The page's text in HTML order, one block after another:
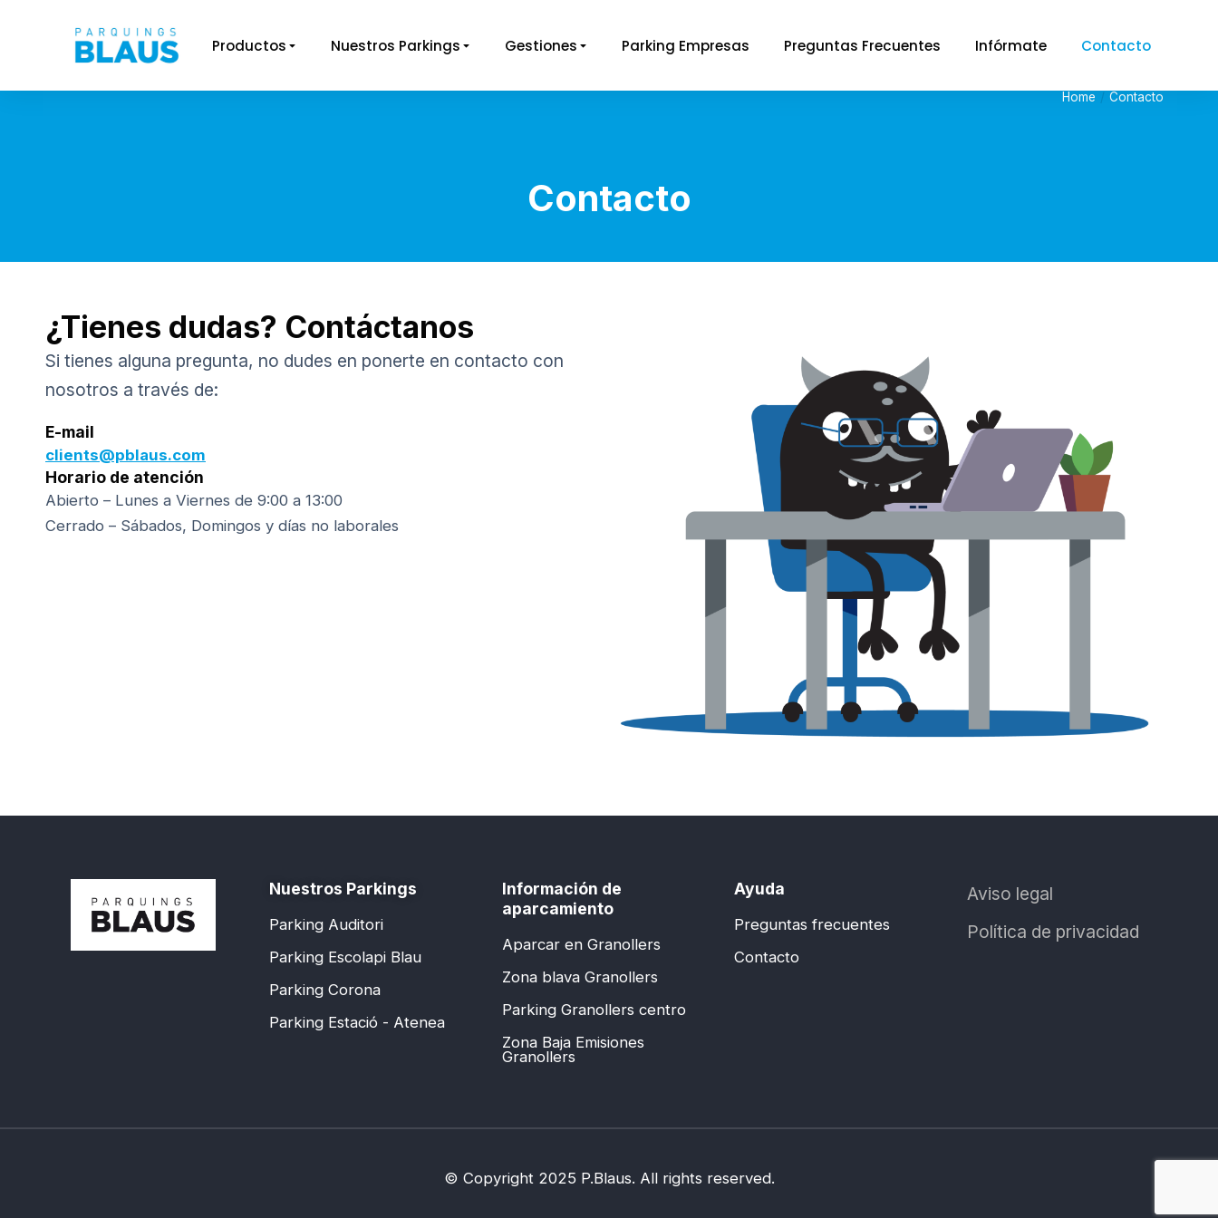
Productos Nuestros Parkings Gestiones Parking Empresas Preguntas Frecuentes Infórmate Contacto
Home Contacto
Contacto
¿Tienes dudas? Contáctanos
Si tienes alguna pregunta, no dudes en ponerte en contacto con
nosotros a través de:
E-mail
clients@pblaus.com
Horario de atención
Abierto – Lunes a Viernes de 9:00 a 13:00
Cerrado – Sábados, Domingos y días no laborales
Nuestros Parkings
Parking Auditori
Parking Escolapi Blau
Parking Corona
Parking Estació - Atenea
Información de
aparcamiento
Aparcar en Granollers
Zona blava Granollers
Parking Granollers centro
Zona Baja Emisiones
Granollers
Ayuda
Preguntas frecuentes
Contacto
Aviso legal
Política de privacidad
© Copyright 2025 P.Blaus. All rights reserved.